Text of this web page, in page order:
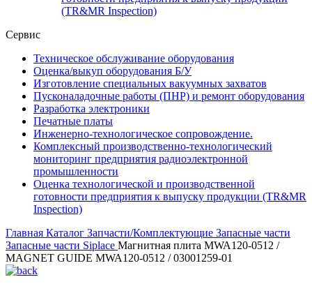
(TR&MR Inspection)
Сервис
Техническое обслуживание оборудования
Оценка/выкуп оборудования Б/У
Изготовление специальных вакуумных захватов
Пусконаладочные работы (ПНР) и ремонт оборудования
Разработка электроники
Печатные платы
Инженерно-технологическое сопровождение.
Комплексный производственно-технологический
мониторинг предприятия радиоэлектронной
промышленности
Оценка технологической и производственной
готовности предприятия к выпуску продукции (TR&MR
Inspection)
Главная Каталог Запчасти/Комплектующие Запасные части
Запасные части Siplace Магнитная плита MWA120-0512 /
MAGNET GUIDE MWA120-0512 / 03001259-01